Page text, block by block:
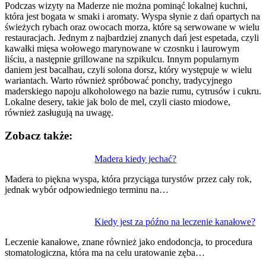
Podczas wizyty na Maderze nie można pominąć lokalnej kuchni,
która jest bogata w smaki i aromaty. Wyspa słynie z dań opartych na
świeżych rybach oraz owocach morza, które są serwowane w wielu
restauracjach. Jednym z najbardziej znanych dań jest espetada, czyli
kawałki mięsa wołowego marynowane w czosnku i laurowym
liściu, a następnie grillowane na szpikulcu. Innym popularnym
daniem jest bacalhau, czyli solona dorsz, który występuje w wielu
wariantach. Warto również spróbować ponchy, tradycyjnego
maderskiego napoju alkoholowego na bazie rumu, cytrusów i cukru.
Lokalne desery, takie jak bolo de mel, czyli ciasto miodowe,
również zasługują na uwagę.
Zobacz także:
Madera kiedy jechać?
Madera to piękna wyspa, która przyciąga turystów przez cały rok,
jednak wybór odpowiedniego terminu na…
Kiedy jest za późno na leczenie kanałowe?
Leczenie kanałowe, znane również jako endodoncja, to procedura
stomatologiczna, która ma na celu uratowanie zęba…
wpisu